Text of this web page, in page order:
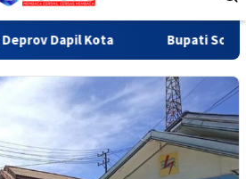
Bupati Sofyan Teken MoU